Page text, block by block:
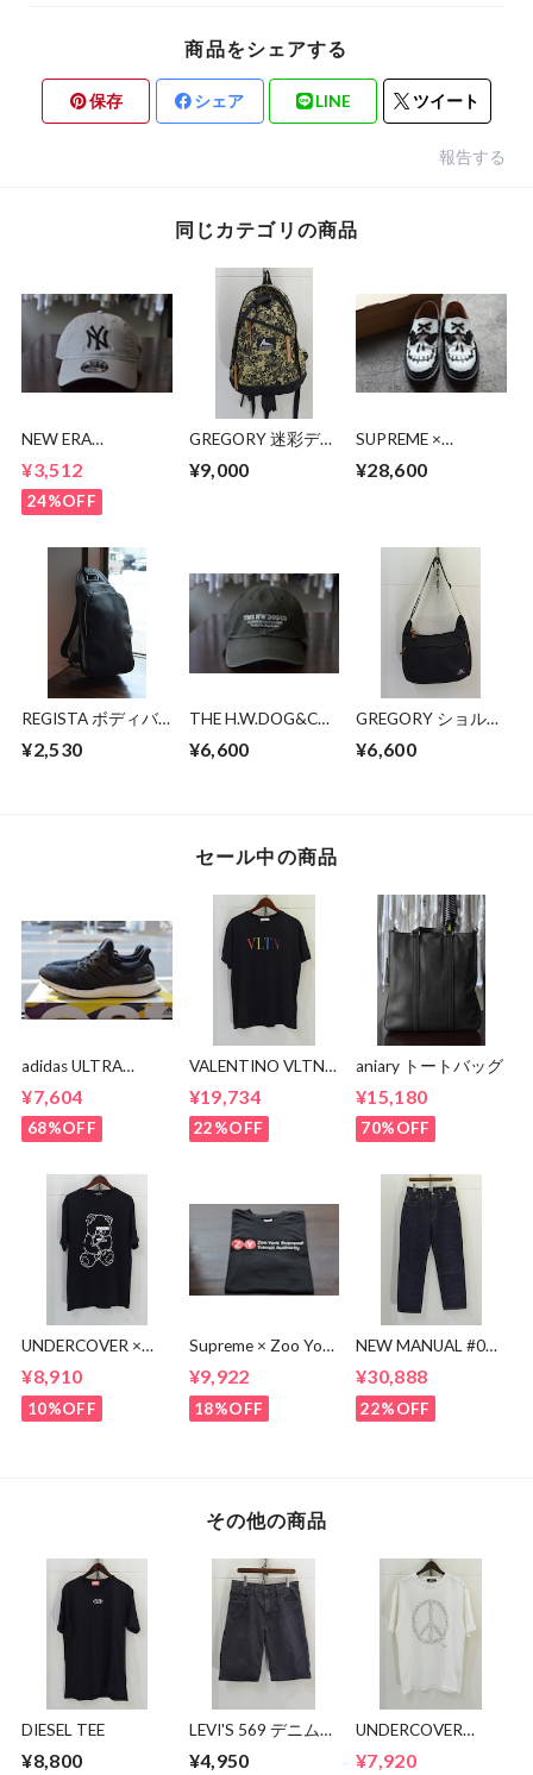
商品をシェアする
保存 シェア LINE ツイート
報告する
同じカテゴリの商品
NEW ERA
¥3,512
24%OFF
GREGORY 迷彩デイ
¥9,000
SUPREME ×
SUPREME SKULL
¥28,600
REGISTA ボディバ
¥2,530
THE H.W.DOG&CO
SHALLOW CAP
¥6,600
GREGORY ショルダ
¥6,600
セール中の商品
adidas ULTRA
¥7,604
68%OFF
VALENTINO VLTN
¥19,734
22%OFF
aniary トートバッグ
¥15,180
70%OFF
UNDERCOVER ×
KAWAMURA BEAR
TEE
¥8,910
10%OFF
Supreme × Zoo York
¥9,922
18%OFF
NEW MANUAL #017
JEANS / OW
¥30,888
22%OFF
その他の商品
DIESEL TEE
¥8,800
LEVI'S 569 デニムシ
¥4,950
UNDERCOVER
¥7,920